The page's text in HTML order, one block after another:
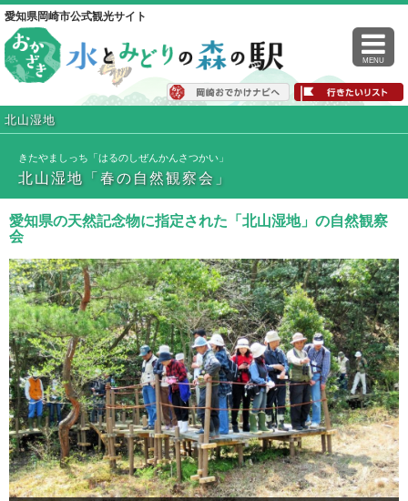
愛知県岡崎市公式観光サイト
MENU
北山湿地
きたやましっち「はるのしぜんかんさつかい」
北山湿地「春の自然観察会」
愛知県の天然記念物に指定された「北山湿地」の自然観察
会